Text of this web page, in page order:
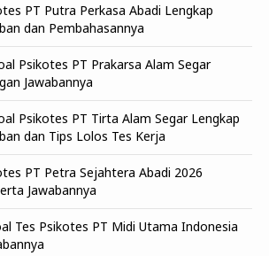
PT Putra Perkasa Abadi Lengkap
dan Pembahasannya
Psikotes PT Prakarsa Alam Segar
Jawabannya
Psikotes PT Tirta Alam Segar Lengkap
dan Tips Lolos Tes Kerja
PT Petra Sejahtera Abadi 2026
Jawabannya
Tes Psikotes PT Midi Utama Indonesia